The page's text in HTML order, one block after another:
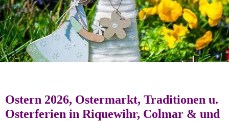
Ostern 2026, Ostermarkt, Traditionen u.
Osterferien in Riquewihr, Colmar & und